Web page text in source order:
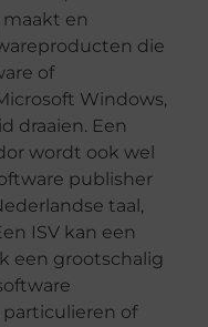
en
die
of
Windows,
draaien. Een
wordt ook wel
publisher
taal,
ISV kan een
een grootschalig
of